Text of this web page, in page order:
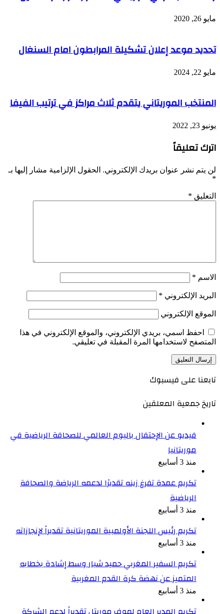
مايو 26, 2020
تحديد موعد إعلان تشكيلة المرابطون امام السنغال
مايو 22, 2024
المنتخب الموريتاني يتقدم ثلاث مراكز في ترتيب الفيفا
يونيو 23, 2022
اترك تعليقاً
لن يتم نشر عنوان بريدك الإلكتروني. الحقول الإلزامية مشار إليها بـ
*
التعليق *
الاسم *
البريد الإلكتروني *
الموقع الإلكتروني
احفظ اسمي، بريدي الإلكتروني، والموقع الإلكتروني في هذا
المتصفح لاستخدامها المرة المقبلة في تعليقي.
تابعنا على فيسبوك
تاريخ جمعية المعلقين
فيديو عن الإحتفال باليوم العالمي للصحافة الرياضية في
موريتانيا
منذ 3 أسابيع
تكريم عمدة تفرغ زينه تقديرًا لدعمه الرياضة والصحافة
الرياضية
منذ 3 أسابيع
تكريم رئيس اللجنة الأولمبية الموريتانية تقديراً لإنجازاته
منذ 3 أسابيع
تكريم السفير المغربي حميد شبار وسط إشادة بخطابه
المتميز عن نهضة كرة القدم المغربية
منذ 3 أسابيع